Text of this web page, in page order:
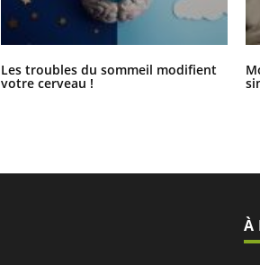
Les troubles du sommeil modifient
votre cerveau !
À